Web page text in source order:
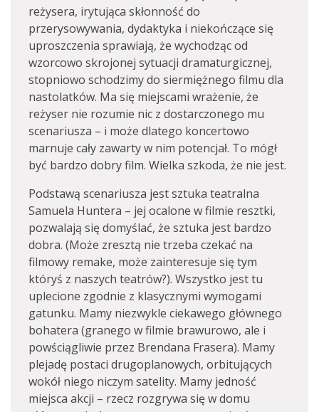
reżysera, irytująca skłonność do
przerysowywania, dydaktyka i niekończące się
uproszczenia sprawiają, że wychodząc od
wzorcowo skrojonej sytuacji dramaturgicznej,
stopniowo schodzimy do siermiężnego filmu dla
nastolatków. Ma się miejscami wrażenie, że
reżyser nie rozumie nic z dostarczonego mu
scenariusza – i może dlatego koncertowo
marnuje cały zawarty w nim potencjał. To mógł
być bardzo dobry film. Wielka szkoda, że nie jest.
Podstawą scenariusza jest sztuka teatralna
Samuela Huntera – jej ocalone w filmie resztki,
pozwalają się domyślać, że sztuka jest bardzo
dobra. (Może zresztą nie trzeba czekać na
filmowy remake, może zainteresuje się tym
któryś z naszych teatrów?). Wszystko jest tu
uplecione zgodnie z klasycznymi wymogami
gatunku. Mamy niezwykle ciekawego głównego
bohatera (granego w filmie brawurowo, ale i
powściągliwie przez Brendana Frasera). Mamy
plejadę postaci drugoplanowych, orbitujących
wokół niego niczym satelity. Mamy jedność
miejsca akcji – rzecz rozgrywa się w domu